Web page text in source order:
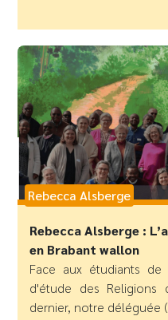
Rebecca Alsberge
Rebecca Alsberge :
en Brabant wallon
Face aux étudiants
d'étude des Religions
dernier, notre déléguée